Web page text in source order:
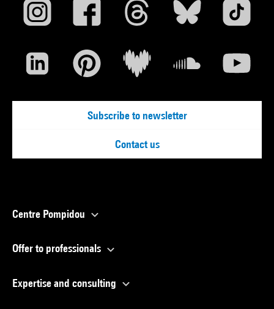
Subscribe to newsletter
Contact us
Centre Pompidou
Offer to professionals
Expertise and consulting